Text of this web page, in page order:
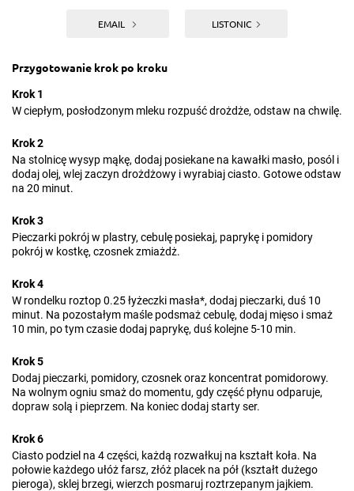
EMAIL LISTONIC
Przygotowanie krok po kroku
Krok 1
W ciepłym, posłodzonym mleku rozpuść drożdże, odstaw na chwilę.
Krok 2
Na stolnicę wysyp mąkę, dodaj posiekane na kawałki masło, posól i
dodaj olej, wlej zaczyn drożdżowy i wyrabiaj ciasto. Gotowe odstaw
na 20 minut.
Krok 3
Pieczarki pokrój w plastry, cebulę posiekaj, paprykę i pomidory
pokrój w kostkę, czosnek zmiażdż.
Krok 4
W rondelku roztop 0.25 łyżeczki masła*, dodaj pieczarki, duś 10
minut. Na pozostałym maśle podsmaż cebulę, dodaj mięso i smaż
10 min, po tym czasie dodaj paprykę, duś kolejne 5-10 min.
Krok 5
Dodaj pieczarki, pomidory, czosnek oraz koncentrat pomidorowy.
Na wolnym ogniu smaż do momentu, gdy część płynu odparuje,
dopraw solą i pieprzem. Na koniec dodaj starty ser.
Krok 6
Ciasto podziel na 4 części, każdą rozwałkuj na kształt koła. Na
połowie każdego ułóż farsz, złóż placek na pół (kształt dużego
pieroga), sklej brzegi, wierzch posmaruj roztrzepanym jajkiem.